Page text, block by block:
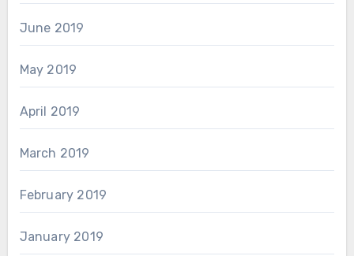
June 2019
May 2019
April 2019
March 2019
February 2019
January 2019